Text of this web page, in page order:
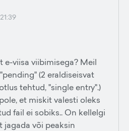
e-viisa viibimisega? Meil
(2 eraldiseisvat
tehtud, "single entry".)
et miskit valesti oleks
fail ei sobiks.. On kellelgi
või peaksin